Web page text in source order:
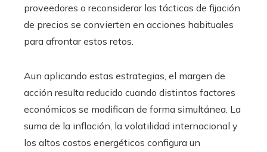
proveedores o reconsiderar las tácticas de fijación
de precios se convierten en acciones habituales
para afrontar estos retos.
Aun aplicando estas estrategias, el margen de
acción resulta reducido cuando distintos factores
económicos se modifican de forma simultánea. La
suma de la inflación, la volatilidad internacional y
los altos costos energéticos configura un